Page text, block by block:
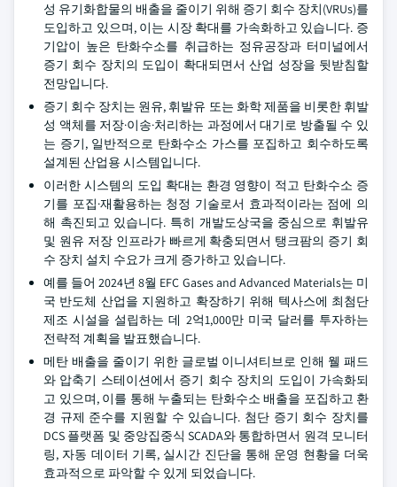
성 유기화합물의 배출을 줄이기 위해 증기 회수 장치(VRUs)를
도입하고 있으며, 이는 시장 확대를 가속화하고 있습니다. 증
기압이 높은 탄화수소를 취급하는 정유공장과 터미널에서
증기 회수 장치의 도입이 확대되면서 산업 성장을 뒷받침할
전망입니다.
증기 회수 장치는 원유, 휘발유 또는 화학 제품을 비롯한 휘발
성 액체를 저장·이송·처리하는 과정에서 대기로 방출될 수 있
는 증기, 일반적으로 탄화수소 가스를 포집하고 회수하도록
설계된 산업용 시스템입니다.
이러한 시스템의 도입 확대는 환경 영향이 적고 탄화수소 증
기를 포집·재활용하는 청정 기술로서 효과적이라는 점에 의
해 촉진되고 있습니다. 특히 개발도상국을 중심으로 휘발유
및 원유 저장 인프라가 빠르게 확충되면서 탱크팜의 증기 회
수 장치 설치 수요가 크게 증가하고 있습니다.
예를 들어 2024년 8월 EFC Gases and Advanced Materials는 미
국 반도체 산업을 지원하고 확장하기 위해 텍사스에 최첨단
제조 시설을 설립하는 데 2억1,000만 미국 달러를 투자하는
전략적 계획을 발표했습니다.
메탄 배출을 줄이기 위한 글로벌 이니셔티브로 인해 웰 패드
와 압축기 스테이션에서 증기 회수 장치의 도입이 가속화되
고 있으며, 이를 통해 누출되는 탄화수소 배출을 포집하고 환
경 규제 준수를 지원할 수 있습니다. 첨단 증기 회수 장치를
DCS 플랫폼 및 중앙집중식 SCADA와 통합하면서 원격 모니터
링, 자동 데이터 기록, 실시간 진단을 통해 운영 현황을 더욱
효과적으로 파악할 수 있게 되었습니다.